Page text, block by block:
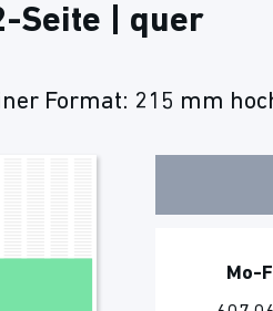
Seite | quer
Format: 215 mm
Mo-